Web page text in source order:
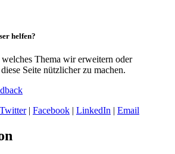
helfen?
Thema wir erweitern oder
Seite nützlicher zu machen.
Twitter| Facebook | LinkedIn | Email